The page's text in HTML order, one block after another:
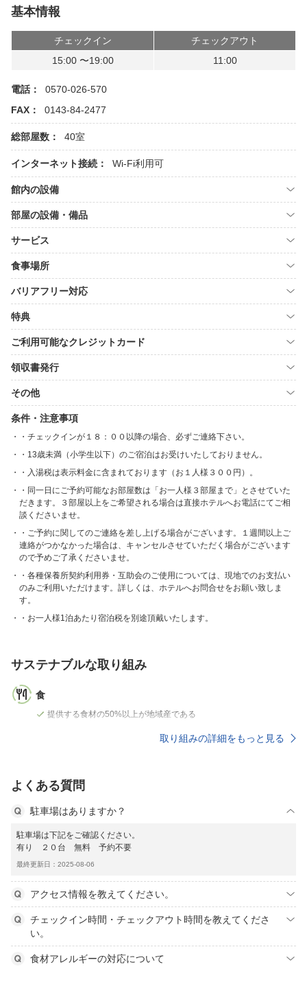
基本情報
チェックイン
チェックアウト
15:00 〜19:00
11:00
電話：
0570-026-570
FAX：
0143-84-2477
総部屋数： 40室
インターネット接続： Wi-Fi利用可
館内の設備
部屋の設備・備品
サービス
食事場所
バリアフリー対応
特典
ご利用可能なクレジットカード
領収書発行
その他
条件・注意事項
・チェックインが１８：００以降の場合、必ずご連絡下さい。
・13歳未満（小学生以下）のご宿泊はお受けいたしておりません。
・入湯税は表示料金に含まれております（お１人様３００円）。
・同一日にご予約可能なお部屋数は「お一人様３部屋まで」とさせていた
だきます。３部屋以上をご希望される場合は直接ホテルへお電話にてご相
談くださいませ。
・ご予約に関してのご連絡を差し上げる場合がございます。１週間以上ご
連絡がつかなかった場合は、キャンセルさせていただく場合がございます
ので予めご了承くださいませ。
・各種保養所契約利用券・互助会のご使用については、現地でのお支払い
のみご利用いただけます。詳しくは、ホテルへお問合せをお願い致しま
す。
・お一人様1泊あたり宿泊税を別途頂戴いたします。
サステナブルな取り組み
食
提供する食材の50%以上が地域産である
取り組みの詳細をもっと見る
よくある質問
駐車場はありますか？
駐車場は下記をご確認ください。
有り ２０台 無料 予約不要
最終更新日：2025-08-06
アクセス情報を教えてください。
チェックイン時間・チェックアウト時間を教えてくださ
い。
食材アレルギーの対応について